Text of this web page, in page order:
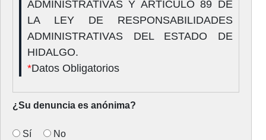
ADMINISTRATIVAS Y ARTICULO 89 DE
LA LEY DE RESPONSABILIDADES
ADMINISTRATIVAS DEL ESTADO DE
HIDALGO.
*Datos Obligatorios
¿Su denuncia es anónima?
Sí
No